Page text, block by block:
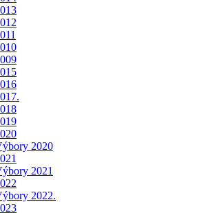
2020
2021
2022.